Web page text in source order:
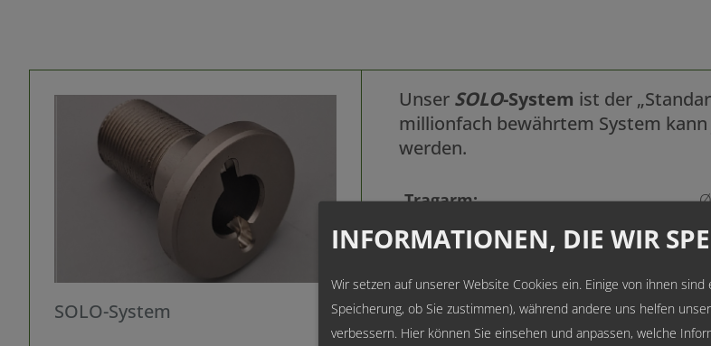
SOLO-System
Unser SOLO-System ist der
millionfach bewährtem System
werden.
Tragarm:
Belastung:
Hohe Belastbarkeit
Viele Befestigungsmöglichkeiten
INFORMATIONEN, DIE WIR
Wir setzen auf unserer Website Cookies ein. Einige von ihnen sind
Speicherung, ob Sie zustimmen), während andere uns helfen
verbessern. Hier können Sie einsehen und anpassen, welche